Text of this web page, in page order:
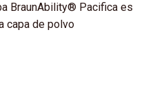
BraunAbility® Pacifica es
capa de polvo